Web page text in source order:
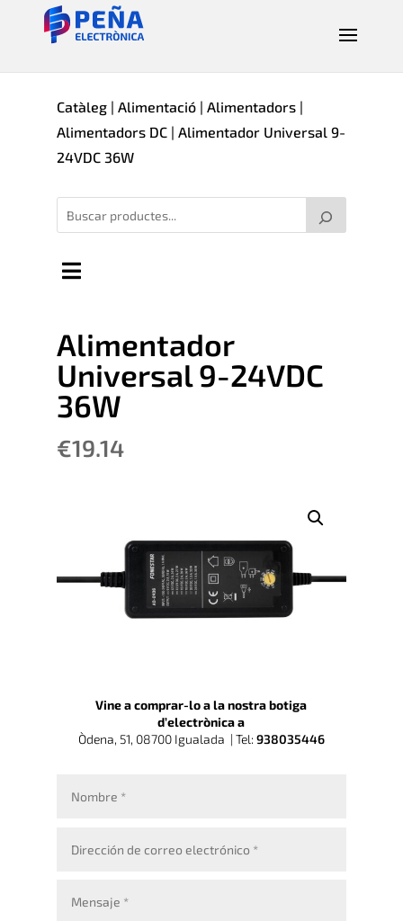
Catàleg| Alimentació| Alimentadors|
Alimentadors DC| Alimentador Universal 9-
24VDC 36W
Alimentador
Universal 9-24VDC
36W
€19.14
Vine a comprar-lo a la nostra botiga
d’electrònica a
Òdena, 51, 08700 Igualada | Tel: 938035446